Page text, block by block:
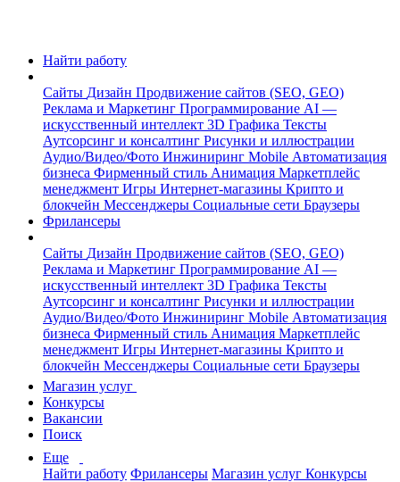
Найти работу
Сайты Дизайн Продвижение сайтов (SEO, GEO)
Реклама и Маркетинг Программирование AI —
искусственный интеллект 3D Графика Тексты
Аутсорсинг и консалтинг Рисунки и иллюстрации
Аудио/Видео/Фото Инжиниринг Mobile Автоматизация
бизнеса Фирменный стиль Анимация Маркетплейс
менеджмент Игры Интернет-магазины Крипто и
блокчейн Мессенджеры Социальные сети Браузеры
Фрилансеры
Сайты Дизайн Продвижение сайтов (SEO, GEO)
Реклама и Маркетинг Программирование AI —
искусственный интеллект 3D Графика Тексты
Аутсорсинг и консалтинг Рисунки и иллюстрации
Аудио/Видео/Фото Инжиниринг Mobile Автоматизация
бизнеса Фирменный стиль Анимация Маркетплейс
менеджмент Игры Интернет-магазины Крипто и
блокчейн Мессенджеры Социальные сети Браузеры
Магазин услуг
Конкурсы
Вакансии
Поиск
Еще
Найти работу Фрилансеры Магазин услуг Конкурсы